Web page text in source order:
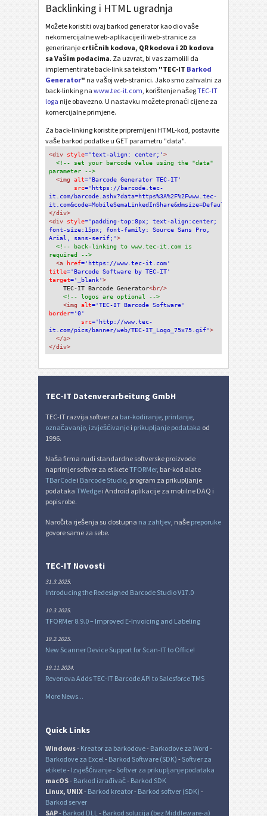
Backlinking i HTML ugradnja
Možete koristiti ovaj barkod generator kao dio vaše
nekomercijalne web-aplikacije ili web-stranice za
generiranje crtičnih kodova, QR kodova i 2D kodova
sa Vašim podacima. Za uzvrat, bi vas zamolili da
implementirate back-link sa tekstom "TEC-IT Barkod
Generator" na vašoj web-stranici. Jako smo zahvalni za
back-linking na www.tec-it.com , korištenje našegTEC-IT
loga nije obavezno. U nastavku možete pronaći cijene za
komercijalne primjene.
Za back-linking koristite pripremljeni HTML-kod, postavite
vaše barkod podatke u GET parametru "data".
<div style='text-align: center;'>
<!-- set your barcode value using the "data"
parameter -->
<img alt='Barcode Generator TEC-IT'
src='https://barcode.tec-
it.com/barcode.ashx?data=https%3A%2F%2Fwww.tec-
it.com&code=MobileSemaLinkedInShare&dmsize=Default'
</div>
<div style='padding-top:8px; text-align:center;
font-size:15px; font-family: Source Sans Pro,
Arial, sans-serif;'>
<!-- back-linking to www.tec-it.com is
required -->
<a href='https://www.tec-it.com'
title='Barcode Software by TEC-IT'
target='_blank'>
TEC-IT Barcode Generator<br/>
<!-- logos are optional -->
<img alt='TEC-IT Barcode Software'
border='0'
src='http://www.tec-
it.com/pics/banner/web/TEC-IT_Logo_75x75.gif'>
</a>
</div>
TEC-IT Datenverarbeitung GmbH
TEC-IT razvija softver za bar-kodiranje printanje
označavanje izvješćivanje i prikupljanje podataka od
1996.
Naša firma nudi standardne softverske proizvode
naprimjer softver za etiketeTFORMer, bar-kod alate
TBarCode i Barcode Studio , program za prikupljanje
podataka TWedge i Android aplikacije za mobilne DAQ i
popis robe.
Naročita rješenja su dostupna na zahtjev , naše preporuke
govore same za sebe.
TEC-IT Novosti
31.3.2025.
Introducing the Redesigned Barcode Studio V17.0
10.3.2025.
TFORMer 8.9.0 – Improved E-Invoicing and Labeling
19.2.2025.
New Scanner Device Support for Scan-IT to Office!
19.11.2024.
Revenova Adds TEC-IT Barcode API to Salesforce TMS
More News...
Quick Links
Windows- Kreator za barkodove- Barkodove za Word -
Barkodove za Excel - Barkod Software (SDK) - Softver za
etikete- Izvješćivanje- Softver za prikupljanje podataka
macOS- Barkod izrađivač- Barkod SDK
Linux, UNIX- Barkod kreator- Barkod softver (SDK) -
Barkod server
SAP- Barkod DLL - Barkod solucija (bez Middleware-a)